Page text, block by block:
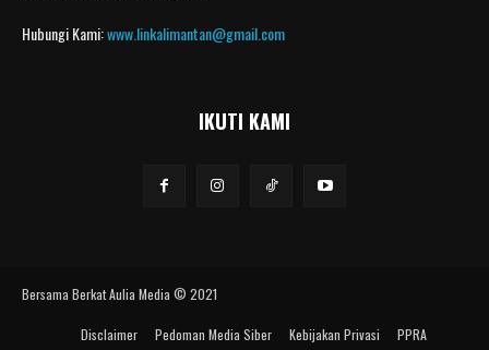
Hubungi Kami:www.linkalimantan@gmail.com
IKUTI KAMI
Bersama Berkat Aulia Media © 2021
Disclaimer Pedoman Media Siber Kebijakan Privasi PPRA